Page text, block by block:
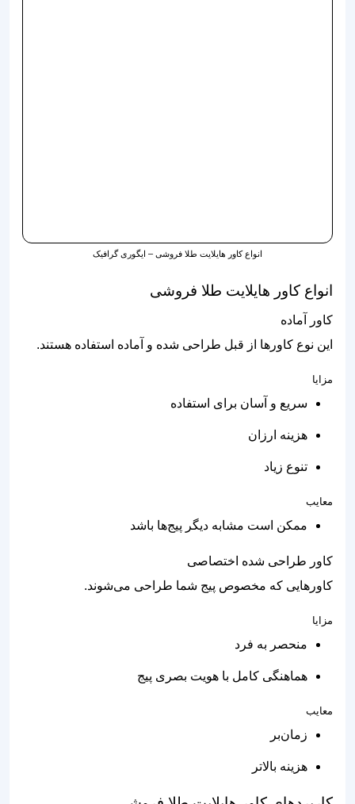
انواع کاور هایلایت طلا فروشی – ایگوری گرافیک
انواع کاور هایلایت طلا فروشی
کاور آماده
این نوع کاورها از قبل طراحی شده و آماده استفاده هستند.
مزایا
سریع و آسان برای استفاده
هزینه ارزان
تنوع زیاد
معایب
ممکن است مشابه دیگر پیج‌ها باشد
کاور طراحی شده اختصاصی
کاورهایی که مخصوص پیج شما طراحی می‌شوند.
مزایا
منحصر به فرد
هماهنگی کامل با هویت بصری پیج
معایب
زمان‌بر
هزینه بالاتر